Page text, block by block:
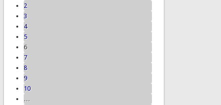
2
3
4
5
6
7
8
9
10
…